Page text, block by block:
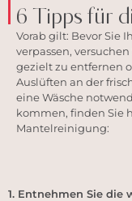
6 Tipps für
Vorab gilt: Bevor Sie
verpassen,
gezielt zu entfernen
Auslüften an der
eine Wäsche
kommen, finden Sie
Mantelreinigung:
1. Entnehmen Sie